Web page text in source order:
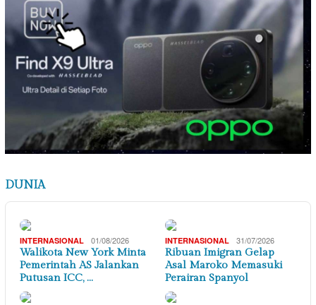
DUNIA
INTERNASIONAL 01/08/2026
Walikota New York Minta
Pemerintah AS Jalankan
Putusan ICC, …
INTERNASIONAL 31/07/2026
Ribuan Imigran Gelap
Asal Maroko Memasuki
Perairan Spanyol